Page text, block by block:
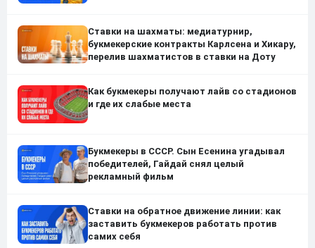
Ставки на шахматы: медиатурнир,
букмекерские контракты Карлсена и Хикару,
перелив шахматистов в ставки на Доту
Как букмекеры получают лайв со стадионов
и где их слабые места
Букмекеры в СССР. Сын Есенина угадывал
победителей, Гайдай снял целый
рекламный фильм
Ставки на обратное движение линии: как
заставить букмекеров работать против
самих себя